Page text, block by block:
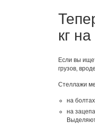
кг
Если вы
грузов,
Стеллажи
на
на